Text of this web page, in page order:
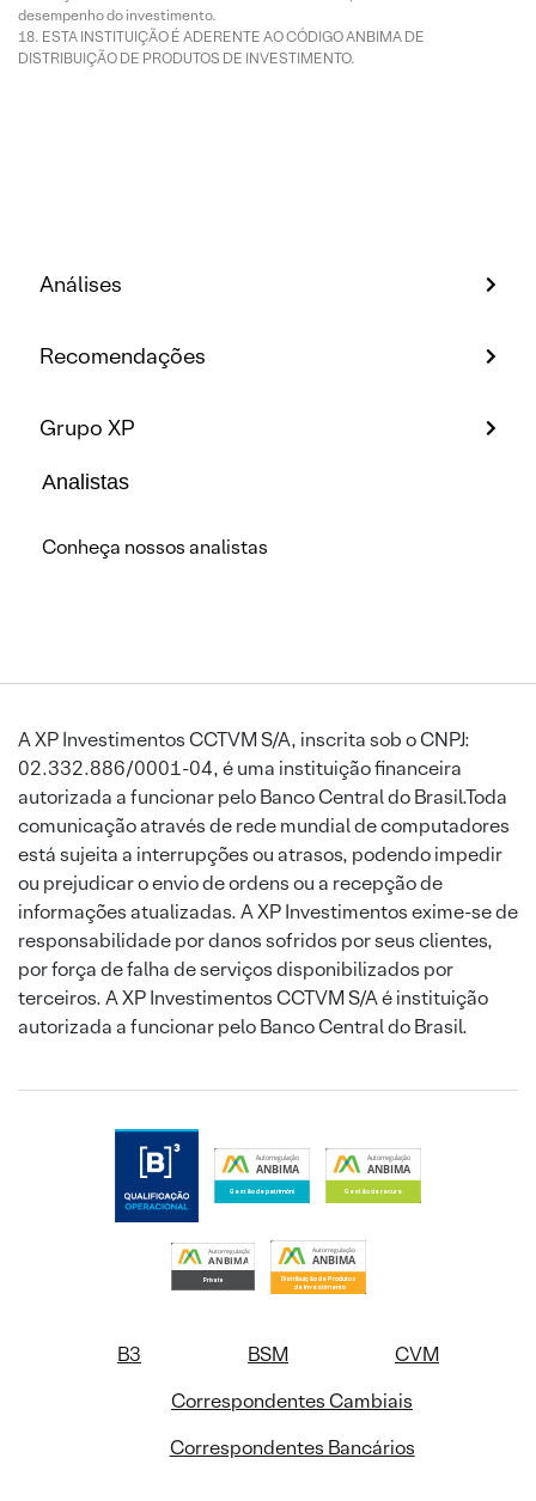
desempenho do investimento.
ESTA INSTITUIÇÃO É ADERENTE AO CÓDIGO ANBIMA DE
DISTRIBUIÇÃO DE PRODUTOS DE INVESTIMENTO.
Análises
Recomendações
Grupo XP
Analistas
Conheça nossos analistas
A XP Investimentos CCTVM S/A, inscrita sob o CNPJ:
02.332.886/0001-04, é uma instituição financeira
autorizada a funcionar pelo Banco Central do Brasil.Toda
comunicação através de rede mundial de computadores
está sujeita a interrupções ou atrasos, podendo impedir
ou prejudicar o envio de ordens ou a recepção de
informações atualizadas. A XP Investimentos exime-se de
responsabilidade por danos sofridos por seus clientes,
por força de falha de serviços disponibilizados por
terceiros. A XP Investimentos CCTVM S/A é instituição
autorizada a funcionar pelo Banco Central do Brasil.
B3 BSM
CVM
Correspondentes Cambiais
Correspondentes Bancários